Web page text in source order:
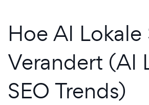
Hoe AI Lokale
Verandert (AI
SEO Trends)